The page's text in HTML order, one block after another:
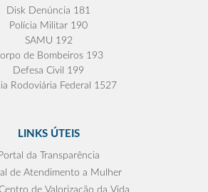
Disk Denúncia 181
Polícia Militar 190
SAMU 192
de Bombeiros 193
Defesa Civil 199
Rodoviária Federal 1527
LINKS ÚTEIS
Portal da Transparência
de Atendimento a Mulher
de Valorização da Vida